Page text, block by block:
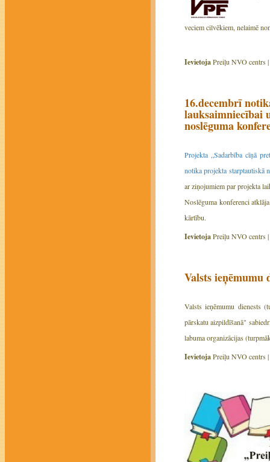
veciem cilvēkiem, nelaimē
IevietojaPreiļu NVO centrs |
16.decembrī
lauksaimniecībai
noslēguma
Projekta „Sadarbība cīņā
notika projekta starptautiskā
ar ziņojumiem par projekta
Noslēguma konferenci
kārtību.
IevietojaPreiļu NVO centrs |
Valsts ieņēmumu
Valsts ieņēmumu dienests
pārskatu aizpildīšanā"
labuma organizācijas
IevietojaPreiļu NVO centrs |